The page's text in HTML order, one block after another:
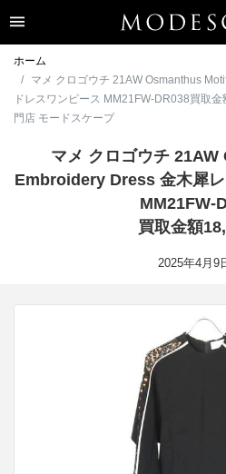
ホーム
マメ クロゴウチ 21AW Osmanthus
ドレスワンピース MM21FW-DR038買取
門店 モードスケープ
マメ クロゴウチ
Embroidery Dress 金木犀
MM21FW-
買取金額
2025年4月9